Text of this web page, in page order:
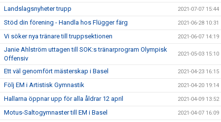
Landslagsnyheter trupp 2021-07-07 15:44
Stöd din förening - Handla hos Flügger färg 2021-06-28 10:31
Vi söker nya tränare till truppsektionen 2021-06-07 14:19
Janie Ahlström uttagen till SOK:s tränarprogram Olympisk
Offensiv
2021-05-03 15:10
Ett väl genomfört mästerskap i Basel 2021-04-23 16:15
Följ EM i Artistisk Gymnastik 2021-04-20 19:14
Hallarna öppnar upp för alla åldrar 12 april 2021-04-09 13:52
Motus-Saltogymnaster till EM i Basel 2021-04-07 16:09